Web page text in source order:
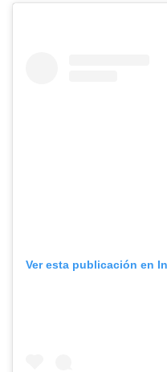
Ver esta publicación en